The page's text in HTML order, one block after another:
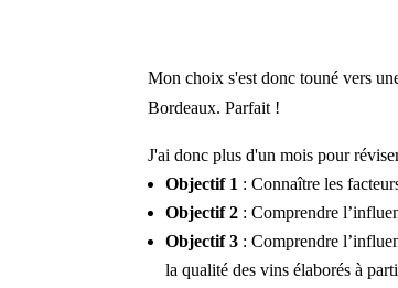
Mon choix s'est donc touné vers
Bordeaux. Parfait !
J'ai donc plus d'un mois pour
Objectif 1 : Connaître les
Objectif 2 : Comprendre
Objectif 3 : Comprendre
la qualité des vins élaborés à